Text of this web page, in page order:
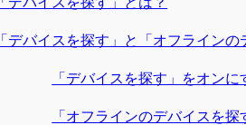
「デバイスを探す」と「オフライン
「デバイスを探す」をオンに
「オフラインのデバイスを